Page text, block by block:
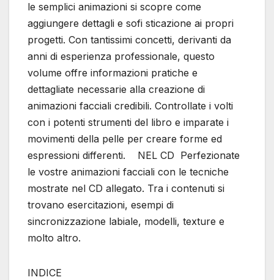
le semplici animazioni si scopre come
aggiungere dettagli e sofi sticazione ai propri
progetti. Con tantissimi concetti, derivanti da
anni di esperienza professionale, questo
volume offre informazioni pratiche e
dettagliate necessarie alla creazione di
animazioni facciali credibili. Controllate i volti
con i potenti strumenti del libro e imparate i
movimenti della pelle per creare forme ed
espressioni differenti. NEL CD Perfezionate
le vostre animazioni facciali con le tecniche
mostrate nel CD allegato. Tra i contenuti si
trovano esercitazioni, esempi di
sincronizzazione labiale, modelli, texture e
molto altro.
INDICE